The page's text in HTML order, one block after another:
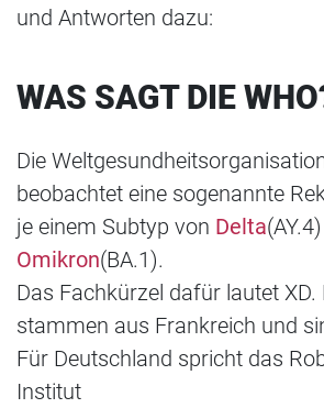
und Antworten dazu:
WAS SAGT DIE
Die
beobachtet eine sogenannte
je einem Subtyp von Delta
Omikron(BA.1).
Das Fachkürzel dafür lautet XD.
stammen aus Frankreich und
Für Deutschland spricht das
Institut